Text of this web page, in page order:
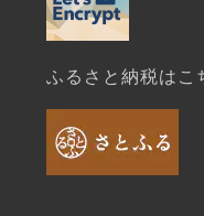
ふるさと納税はこ